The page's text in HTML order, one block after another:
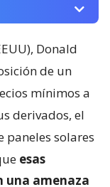
Donald
de un
mínimos a
derivados, el
paneles solares
esas
una amenaza